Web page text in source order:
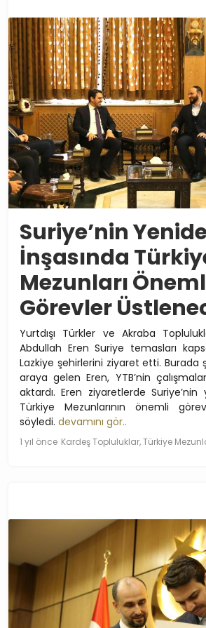
Suriye’nin
İnşasında
Mezunları
Görevler
Yurtdışı Türkler ve Akraba
Abdullah Eren Suriye temasları
Lazkiye şehirlerini ziyaret etti. Burada
araya gelen Eren, YTB’nin
aktardı. Eren ziyaretlerde Suriye’nin
Türkiye Mezunlarının önemli
söyledi. devamını gör..
1 yıl önce Kardeş Topluluklar, Türkiye